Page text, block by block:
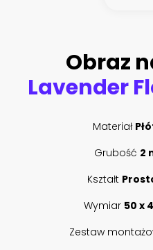
Obraz
Materiał
Grubość 2
Kształt
Wymiar 50 x
Zestaw